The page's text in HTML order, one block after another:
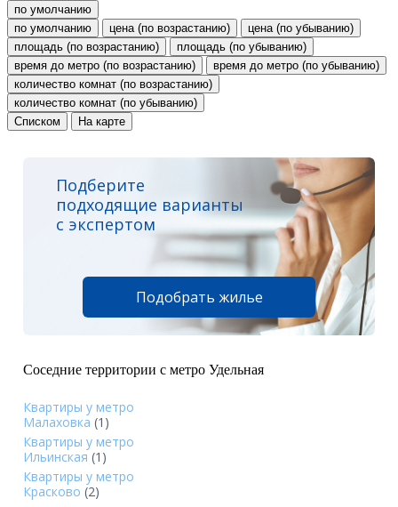
по умолчанию
по умолчанию
цена (по возрастанию)
цена (по убыванию)
площадь (по возрастанию)
площадь (по убыванию)
время до метро (по возрастанию)
время до метро (по убыванию)
количество комнат (по возрастанию)
количество комнат (по убыванию)
Списком
На карте
Подберите
подходящие варианты
с экспертом
Подобрать жилье
Соседние территории с метро Удельная
Квартиры у метро
Малаховка (1)
Квартиры у метро
Ильинская (1)
Квартиры у метро
Красково (2)